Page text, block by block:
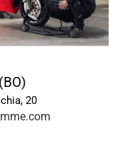
20